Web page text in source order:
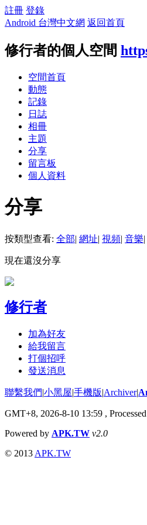
註冊 登錄
Android 台灣中文網 返回首頁
修行者的個人空間
空間首頁
動態
記錄
日誌
相冊
主題
分享
留言板
個人資料
分享
按類型查看: 全部| 網址| 視頻| 音樂|
現在還沒分享
修行者
加為好友
給我留言
打個招呼
發送消息
聯繫我們|小黑屋|手機版|Archiver|
GMT+8, 2026-8-10 13:59 ,
Powered by APK.TW v2.0
© 2013 APK.TW